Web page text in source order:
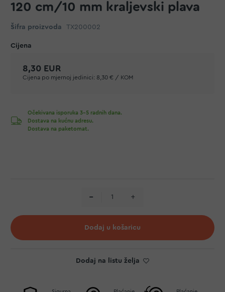
120 cm/10 mm kraljevski plava
Šifra proizvoda TX200002
8,30 EUR
Cijena po mjernoj jedinici: 8,30 € / KOM
Očekivana isporuka 3-5 radnih dana.
Dostava na kućnu adresu.
Dostava na paketomat.
Dodaj u košaricu
Dodaj na listu želja